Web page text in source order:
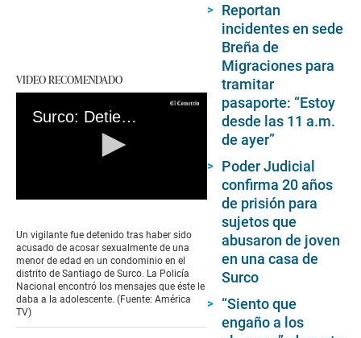
VIDEO RECOMENDADO
Surco: Detienen a vigilante acusado de hostigar sexualmente a una menor de edad
of
0
seconds
Un vigilante fue detenido tras haber sido
acusado de acosar sexualmente de una
menor de edad en un condominio en el
distrito de Santiago de Surco. La Policía
Nacional encontró los mensajes que éste le
daba a la adolescente. (Fuente: América
TV)
Reportan
incidentes en sede
Breña de
Migraciones para
tramitar
pasaporte: “Estoy
desde las 11 a.m.
de ayer”
Poder Judicial
confirma 20 años
de prisión para
sujetos que
abusaron de joven
en una casa de
Surco
“Siento que
engaño a los